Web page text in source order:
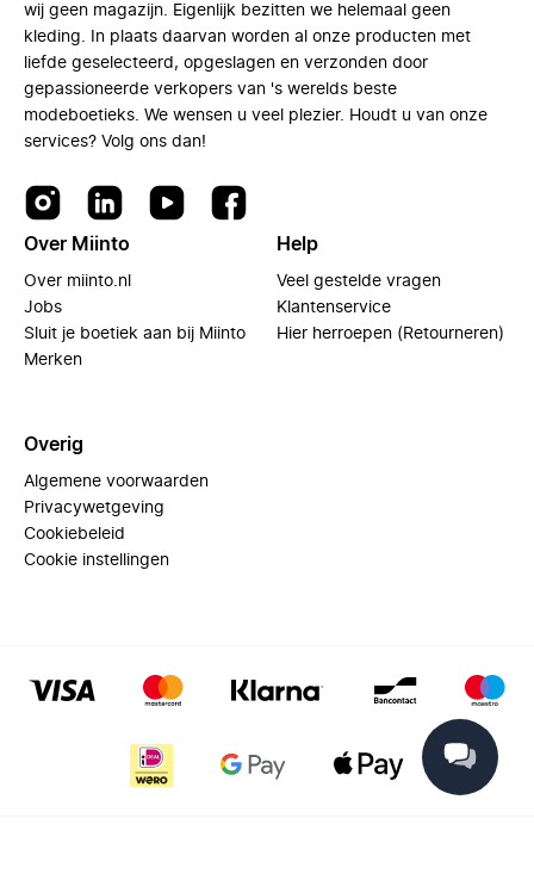
wij geen magazijn. Eigenlijk bezitten we helemaal geen
kleding. In plaats daarvan worden al onze producten met
liefde geselecteerd, opgeslagen en verzonden door
gepassioneerde verkopers van 's werelds beste
modeboetieks. We wensen u veel plezier. Houdt u van onze
services? Volg ons dan!
Over Miinto
Over miinto.nl
Jobs
Sluit je boetiek aan bij Miinto
Merken
Help
Veel gestelde vragen
Klantenservice
Hier herroepen (Retourneren)
Overig
Algemene voorwaarden
Privacywetgeving
Cookiebeleid
Cookie instellingen